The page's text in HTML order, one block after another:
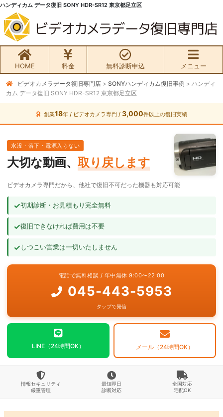
ハンディカム データ復旧 SONY HDR-SR12 東京都足立区
HOME 料金 無料診断申込 メニュー
無料初期診断お申込み
ビデオカメラ データ復旧HOME
料金・メニュー
サービスの流れ
よくあるご質問
ビデオカメラデータ復旧専門店 > SONYハンディカム復旧事例 > ハンディ
カム データ復旧 SONY HDR-SR12 東京都足立区
創業18年 / ビデオカメラ専門 / 3,000件以上の復旧実績
水没・落下・電源入らない
大切な動画、 取り戻します
ビデオカメラ専門だから、他社で復旧不可だった機器も対応可能
✓初期診断・お見積もり完全無料
✓復旧できなければ費用は不要
✓しつこい営業は一切いたしません
電話で無料相談 / 年中無休 9:00〜22:00
045-443-5953
タップで発信
LINE（24時間OK） メール（24時間OK）
情報セキュリティ
厳重管理
最短即日
診断対応
全国対応
宅配OK